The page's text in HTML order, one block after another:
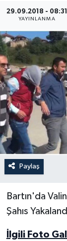
29.09.2018 - 08:31
YAYINLANMA
Paylaş
Bartın'da
Şahıs
İlgili Foto
Medya
Sağlık
Sinema
Sivil
Siyaset
Spor
Tarım
Turizm